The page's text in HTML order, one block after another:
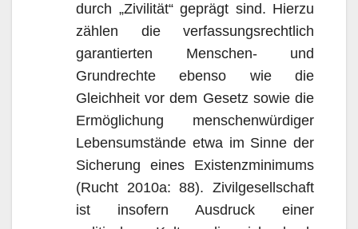
durch „Zivilität“ geprägt sind. Hierzu
zählen die verfassungsrechtlich
garantierten Menschen- und
Grundrechte ebenso wie die
Gleichheit vor dem Gesetz sowie die
Ermöglichung menschenwürdiger
Lebensumstände etwa im Sinne der
Sicherung eines Existenzminimums
(Rucht 2010a: 88). Zivilgesellschaft
ist insofern Ausdruck einer